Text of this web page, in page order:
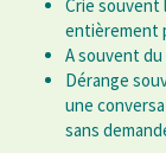
Crie souvent
entièrement
A souvent
Dérange
une
sans